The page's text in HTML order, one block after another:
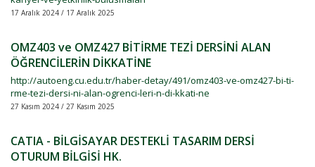
17 Aralık 2024 / 17 Aralık 2025
OMZ403 ve OMZ427 BİTİRME TEZİ DERSİNİ ALAN
ÖĞRENCİLERİN DİKKATİNE
http://autoeng.cu.edu.tr/haber-detay/491/omz403-ve-omz427-bi-ti-
rme-tezi-dersi-ni-alan-ogrenci-leri-n-di-kkati-ne
27 Kasım 2024 / 27 Kasım 2025
CATIA - BİLGİSAYAR DESTEKLİ TASARIM DERSİ
OTURUM BİLGİSİ HK.